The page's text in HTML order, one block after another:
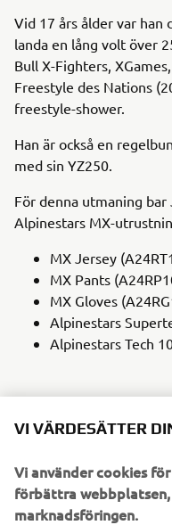
Vid 17 års ålder var han
landa en lång volt över
Bull X-Fighters,
Freestyle des Nations
freestyle-shower.
Han är också en
med sin YZ250.
För denna utmaning
Alpinestars MX-
MX Jersey
MX Pants
MX Gloves
Alpinestars
Alpinestars Tech
VI VÄRDESÄTTER
Vi använder cookies
förbättra
marknadsföringen.